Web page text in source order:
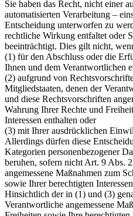
Sie haben das Recht, nicht einer
automatisierten Verarbeitung –
Entscheidung unterworfen zu
rechtliche Wirkung entfaltet oder
beeinträchtigt. Dies gilt nicht,
(1) für den Abschluss oder die
Ihnen und dem Verantwortlichen
(2) aufgrund von
Mitgliedstaaten, denen der
und diese Rechtsvorschriften
Wahrung Ihrer Rechte und
Interessen enthalten oder
(3) mit Ihrer ausdrücklichen
Allerdings dürfen diese
Kategorien personenbezogener
beruhen, sofern nicht Art. 9 Abs.
angemessene Maßnahmen zum
sowie Ihrer berechtigten
Hinsichtlich der in (1) und (3)
Verantwortliche angemessene